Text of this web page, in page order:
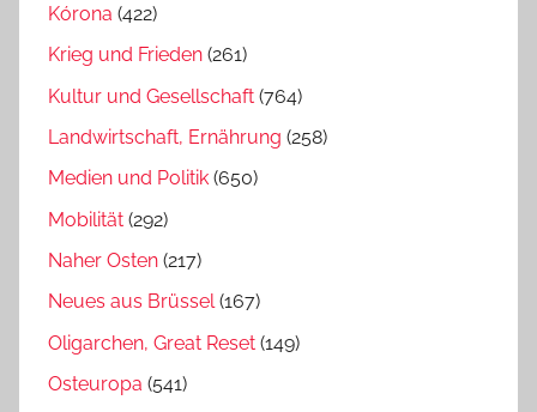
Kórona (422)
Krieg und Frieden (261)
Kultur und Gesellschaft (764)
Landwirtschaft, Ernährung (258)
Medien und Politik (650)
Mobilität (292)
Naher Osten (217)
Neues aus Brüssel(167)
Oligarchen, Great Reset (149)
Osteuropa (541)